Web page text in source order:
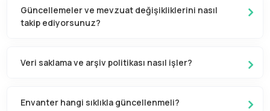
Güncellemeler ve mevzuat değişikliklerini nasıl
takip ediyorsunuz?
Veri saklama ve arşiv politikası nasıl işler?
Envanter hangi sıklıkla güncellenmeli?